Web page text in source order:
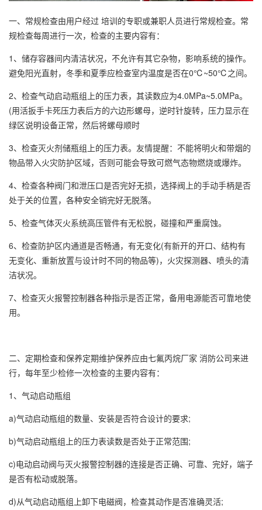
一、常规检查由用户经过 培训的专职或兼职人员进行常规检查。常
规检查每周进行一次，检查的主要内容有：
1、储存容器间内清洁状况，不允许有其它杂物，影响系统的操作。
避免阳光直射，冬季和夏季应检查室内温度是否在0℃~50℃之间。
2、检查气动启动瓶组上的压力表，其读数应为4.0MPa~5.0MPa。
(用活扳手卡死压力表后方的六边形螺母，逆时针旋转，压力显示在
绿区说明设备正常，然后将螺母顺时
3、检查灭火剂储瓶组上的压力表。友情提醒：不能将明火和带烟的
物品带入火灾防护区域，否则可能会导致可燃气态物燃烧或爆炸。
4、检查各种阀门和泄压口是否完好无损，选择阀上的手动手柄是否
处于关的位置，各种安全销完好无脱落。
5、检查气体灭火系统高压管件有无松脱，碰撞和严重腐蚀。
6、检查防护区内通道是否畅通，有无变化(有新开的开口、结构有
无变化、重新放置与设计时不同的物品等)，火灾探测器、喷头的清
洁状况。
7、检查灭火报警控制器各种指示是否正常，备用电源能否可靠地使
用。
二、定期检查和保养定期维护保养应由七氟丙烷厂家 消防公司来进
行，每年至少检修一次检查的主要内容有：
1、气动启动瓶组
a)气动启动瓶组的数量、安装是否符合设计的要求;
b)气动启动瓶组上的压力表读数是否处于正常范围;
c)电动启动阀与灭火报警控制器的连接是否正确、可靠、完好，端子
是否有松动或脱落。
d)从气动启动瓶组上卸下电磁阀，检查其动作是否准确灵活;